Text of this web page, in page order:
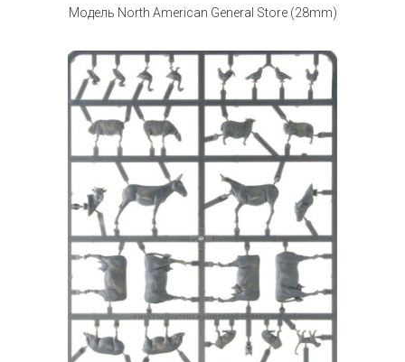
Модель North American General Store (28mm)